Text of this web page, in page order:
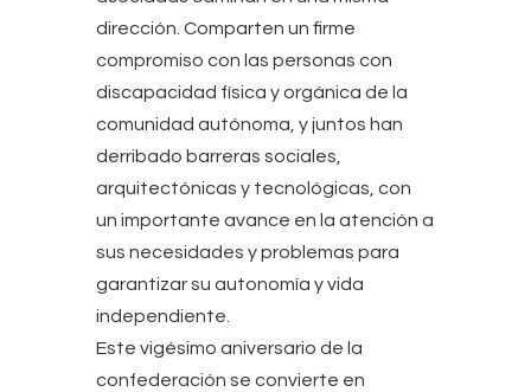
dirección. Comparten un firme
compromiso con las personas con
discapacidad física y orgánica de la
comunidad autónoma, y juntos han
derribado barreras sociales,
arquitectónicas y tecnológicas, con
un importante avance en la atención a
sus necesidades y problemas para
garantizar su autonomía y vida
independiente.
Este vigésimo aniversario de la
confederación se convierte en